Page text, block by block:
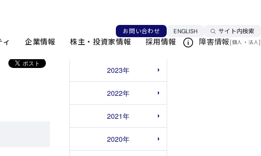
お問い合わせ ENGLISH言語を切り替える
サイト内検索
企業情報 株主・投資家情報 採用情報 障害情報[個人 ・ 法人]
2023年
2022年
2021年
2020年